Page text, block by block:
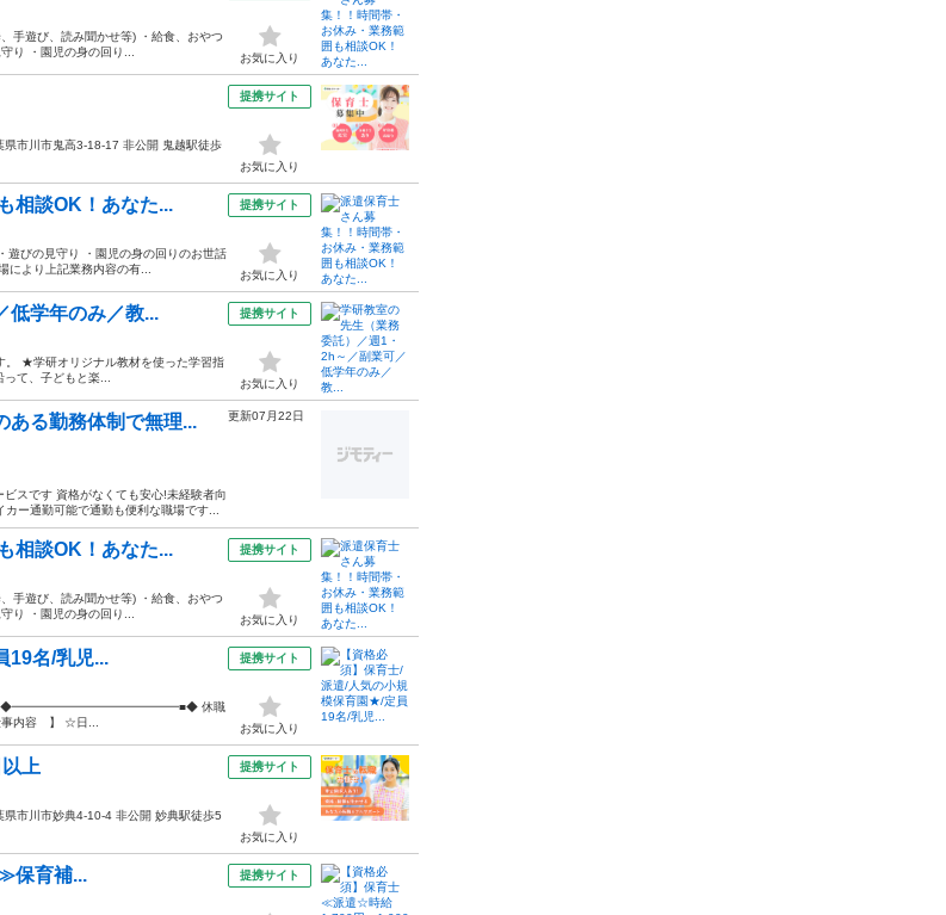
手遊び、読み聞かせ等) ・給食、おやつ
り ・園児の身の回り...
お気に入り
市川市鬼高3-18-17 非公開 鬼越駅徒歩
提携サイト
お気に入り
相談OK！あなた...
びの見守り ・園児の身の回りのお世話
より上記業務内容の有...
提携サイト
お気に入り
低学年のみ／教...
。 ★学研オリジナル教材を使った学習指
て、子どもと楽...
提携サイト
お気に入り
ある勤務体制で無理...
スです 資格がなくても安心!未経験者向
ー通勤可能で通勤も便利な職場です...
更新07月22日
相談OK！あなた...
手遊び、読み聞かせ等) ・給食、おやつ
り ・園児の身の回り...
提携サイト
お気に入り
19名/乳児...
募集 ■◆━━━━━━━━━━━━━━■◆ 休職
事内容 】 ☆日...
提携サイト
お気に入り
上
市川市妙典4-10-4 非公開 妙典駅徒歩5
提携サイト
お気に入り
保育補... 提携サイト